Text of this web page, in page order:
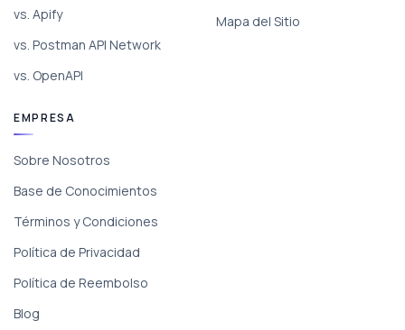
vs. Apify
vs. Postman API Network
vs. OpenAPI
Mapa del Sitio
EMPRESA
Sobre Nosotros
Base de Conocimientos
Términos y Condiciones
Política de Privacidad
Política de Reembolso
Blog